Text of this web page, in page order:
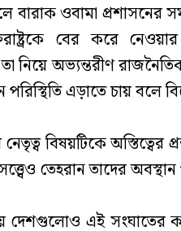
বারাক ওবামা প্রশাসনের
বের করে
নিয়ে অভ্যন্তরীণ
পরিস্থিতি এড়াতে চায় বলে
বিষয়টিকে অস্তিত্বের
তেহরান তাদের অবস্থান
দেশগুলোও এই সংঘাতের